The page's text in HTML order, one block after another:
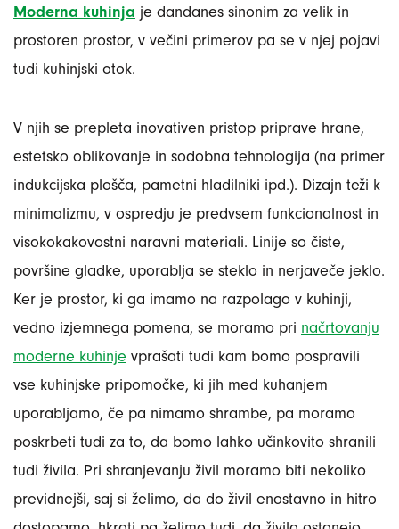
Moderna kuhinja je dandanes sinonim za velik in
prostoren prostor, v večini primerov pa se v njej pojavi
tudi kuhinjski otok.
V njih se prepleta inovativen pristop priprave hrane,
estetsko oblikovanje in sodobna tehnologija (na primer
indukcijska plošča, pametni hladilniki ipd.). Dizajn teži k
minimalizmu, v ospredju je predvsem funkcionalnost in
visokokakovostni naravni materiali. Linije so čiste,
površine gladke, uporablja se steklo in nerjaveče jeklo.
Ker je prostor, ki ga imamo na razpolago v kuhinji,
vedno izjemnega pomena, se moramo pri načrtovanju
moderne kuhinje vprašati tudi kam bomo pospravili
vse kuhinjske pripomočke, ki jih med kuhanjem
uporabljamo, če pa nimamo shrambe, pa moramo
poskrbeti tudi za to, da bomo lahko učinkovito shranili
tudi živila. Pri shranjevanju živil moramo biti nekoliko
previdnejši, saj si želimo, da do živil enostavno in hitro